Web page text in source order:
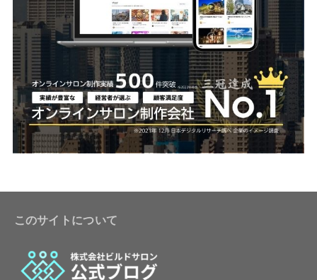
このサイトについて